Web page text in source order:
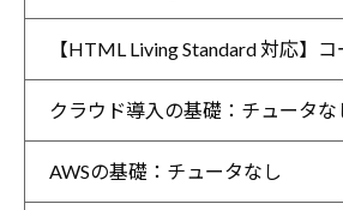
【HTML Living Standard 対応】
クラウド導入の基礎：チュータな
AWSの基礎：チュータなし